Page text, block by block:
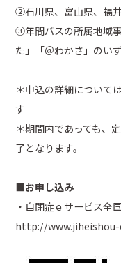
②石川県、富山県、福
③年間パスの所属地域
た」「＠わかさ」のい
＊申込の詳細について
す
＊期間内であっても、
了となります。
■お申し込み
・自閉症ｅサービス全
http://